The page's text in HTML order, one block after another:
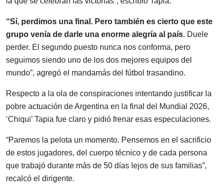
“Sí, perdimos una final. Pero también es cierto que este
grupo venía de darle una enorme alegría al país. Duele
perder. El segundo puesto nunca nos conforma, pero
seguimos siendo uno de los dos mejores equipos del
mundo”, agregó el mandamás del fútbol trasandino.
Respecto a la ola de conspiraciones intentando justificar la
pobre actuación de Argentina en la final del Mundial 2026,
‘Chiqui’ Tapia fue claro y pidió frenar esas especulaciones.
“Paremos la pelota un momento. Pensemos en el sacrificio
de estos jugadores, del cuerpo técnico y de cada persona
que trabajó durante más de 50 días lejos de sus familias”,
recalcó el dirigente.